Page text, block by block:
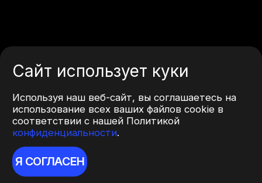
Сайт использует куки
Используя наш веб-сайт, вы соглашаетесь на
использование всех ваших файлов cookie в
соответствии с нашей Политикой
конфиденциальности.
Я СОГЛАСЕН